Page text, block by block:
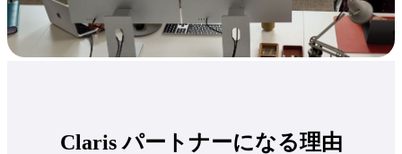
Claris パートナーになる理由